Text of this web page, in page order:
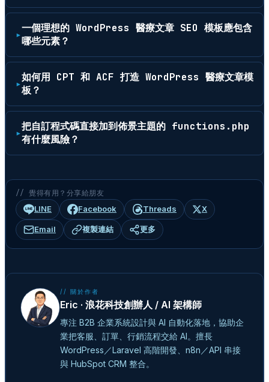
一個理想的 WordPress 醫療文章 SEO 模板應包含
哪些元素？
如何用 CPT 和 ACF 打造 WordPress 醫療文章模
板？
把自訂程式碼直接加到佈景主題的 functions.php
有什麼風險？
// 覺得有用？分享給朋友
LINE Facebook Threads X
Email 複製連結 更多
// 關於作者
Eric · 浪花科技創辦人 / AI 架構師
專注 B2B 企業系統設計與 AI 自動化落地，協助企
業把客服、訂單、行銷流程交給 AI。擅長
WordPress／Laravel 高階開發、n8n／API 串接
與 HubSpot CRM 整合。